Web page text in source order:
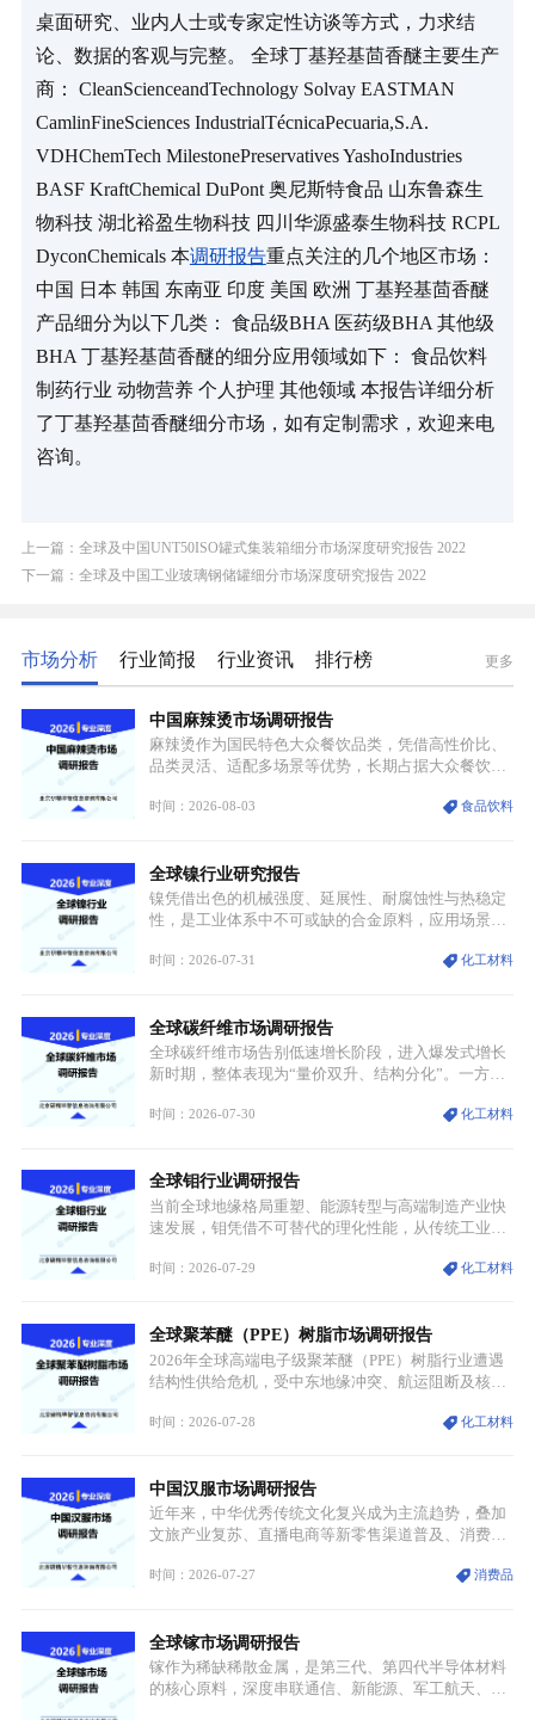
桌面研究、业内人士或专家定性访谈等方式，力求结
论、数据的客观与完整。 全球丁基羟基茴香醚主要生产
商： CleanScienceandTechnology Solvay EASTMAN
CamlinFineSciences IndustrialTécnicaPecuaria,S.A.
VDHChemTech MilestonePreservatives YashoIndustries
BASF KraftChemical DuPont 奥尼斯特食品 山东鲁森生
物科技 湖北裕盈生物科技 四川华源盛泰生物科技 RCPL
DyconChemicals 本调研报告重点关注的几个地区市场：
中国 日本 韩国 东南亚 印度 美国 欧洲 丁基羟基茴香醚
产品细分为以下几类： 食品级BHA 医药级BHA 其他级
BHA 丁基羟基茴香醚的细分应用领域如下： 食品饮料
制药行业 动物营养 个人护理 其他领域 本报告详细分析
了丁基羟基茴香醚细分市场，如有定制需求，欢迎来电
咨询。
上一篇：全球及中国UNT50ISO罐式集装箱细分市场深度研究报告 2022
下一篇：全球及中国工业玻璃钢储罐细分市场深度研究报告 2022
市场分析 行业简报 行业资讯 排行榜 更多
中国麻辣烫市场调研报告
麻辣烫作为国民特色大众餐饮品类，凭借高性价比、
品类灵活、适配多场景等优势，长期占据大众餐饮重
型，叠加消费需求升级、线上流量变革、新零售业态
特点，在消费、创业、政策、技术多重驱动下，依旧
具备强劲的发展活力。
时间：2026-08-03 食品饮料
全球镍行业研究报告
镍凭借出色的机械强度、延展性、耐腐蚀性与热稳定
性，是工业体系中不可或缺的合金原料，应用场景横
用价值难以被替代。依托理化优势，镍被全球主要经
型为新能源核心战略矿产，全球产业形成“印尼掌控
资源与产能、中国主导消费与技术、工艺向低碳湿法
迭代、再生镍加速补位”的全新格局。
时间：2026-07-31 化工材料
全球碳纤维市场调研报告
全球碳纤维市场告别低速增长阶段，进入爆发式增长
新时期，整体表现为“量价双升、结构分化”。一方面
持续扩张；另一方面产品、需求、应用场景呈现明显
体规模扩张，高附加值领域与规模化工业应用形成两
大独立增长体系。
时间：2026-07-30 化工材料
全球钼行业调研报告
当前全球地缘格局重塑、能源转型与高端制造产业快
速发展，钼凭借不可替代的理化性能，从传统工业金
需格局重构、价值体系重估的新阶段。钼是典型难熔
贯穿传统工业、高端制造、军工、新能源等多个核心
产业，成为现代工业体系中不可或缺的基础材料。
时间：2026-07-29 化工材料
全球聚苯醚（PPE）树脂市场调研报告
2026年全球高端电子级聚苯醚（PPE）树脂行业遭遇
结构性供给危机，受中东地缘冲突、航运阻断及核心
停产，行业长期维持寡头垄断的供应链格局彻底瓦
价无市”的供给真空，并沿高频覆铜板、PCB电路板向
AI服务器、5G基站等高端电子终端持续传导，全产业
链生产、成本、交付均承受巨大压力。
时间：2026-07-28 化工材料
中国汉服市场调研报告
近年来，中华优秀传统文化复兴成为主流趋势，叠加
文旅产业复苏、直播电商等新零售渠道普及、消费群
服不再局限于传统节日、古风活动等小众场景，逐步
重要载体。同时，行业标准落地、生产技术升级、原
创设计能力提升，进一步夯实产业发展根基，吸引传
统服饰品牌、文旅企业等跨界入局，市场活力持续释
时间：2026-07-27 消费品
全球镓市场调研报告
镓作为稀缺稀散金属，是第三代、第四代半导体材料
的核心原料，深度串联通信、新能源、军工航天、光